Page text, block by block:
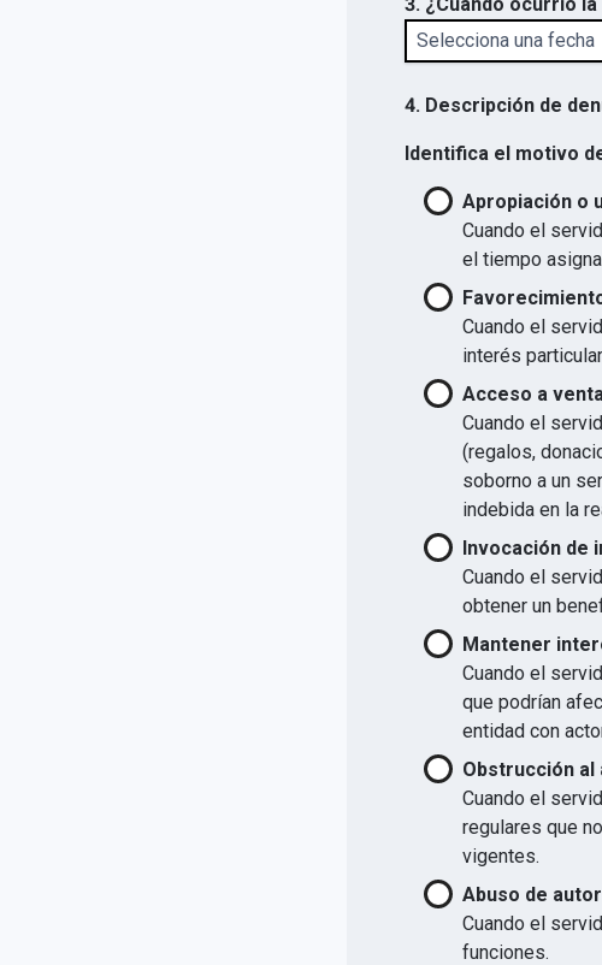
4. Descripción de
Identifica el motivo
Apropiación o
Cuando el
el tiempo
Cuando el
interés
Acceso a
Cuando el
(regalos,
soborno a un
indebida en la
Invocación de
Cuando el
obtener un
Mantener
Cuando el
que podrían
entidad con
Obstrucción al
Cuando el
regulares que
vigentes.
Abuso de
Cuando el
funciones.